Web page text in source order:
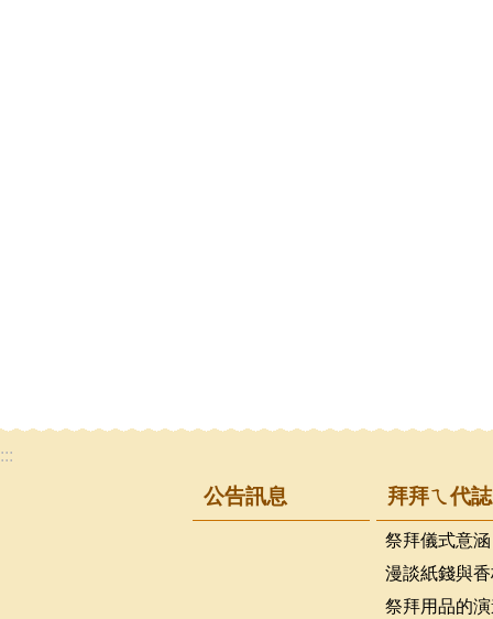
:::
公告訊息 拜拜ㄟ代誌
祭拜儀式意涵
漫談紙錢與
祭拜用品的